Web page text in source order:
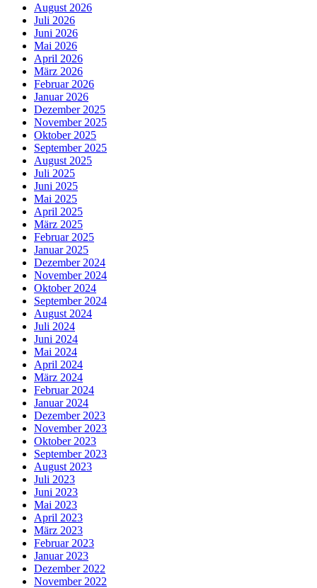
August 2026
Juli 2026
Juni 2026
Mai 2026
April 2026
März 2026
Februar 2026
Januar 2026
Dezember 2025
November 2025
Oktober 2025
September 2025
August 2025
Juli 2025
Juni 2025
Mai 2025
April 2025
März 2025
Februar 2025
Januar 2025
Dezember 2024
November 2024
Oktober 2024
September 2024
August 2024
Juli 2024
Juni 2024
Mai 2024
April 2024
März 2024
Februar 2024
Januar 2024
Dezember 2023
November 2023
Oktober 2023
September 2023
August 2023
Juli 2023
Juni 2023
Mai 2023
April 2023
März 2023
Februar 2023
Januar 2023
Dezember 2022
November 2022